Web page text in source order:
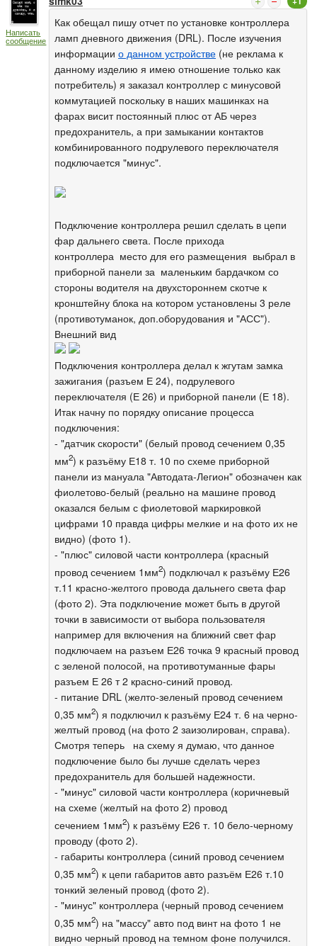
Написать
сообщение
Как обещал пишу отчет по установке контроллера
ламп дневного движения (DRL). После изучения
информации о данном устройстве (не реклама к
данному изделию я имею отношение только как
потребитель) я заказал контроллер с минусовой
коммутацией поскольку в наших машинках на
фарах висит постоянный плюс от АБ через
предохранитель, а при замыкании контактов
комбинированного подрулевого переключателя
подключается "минус".
Подключение контроллера решил сделать в цепи
фар дальнего света. После прихода
контроллера место для его размещения выбрал в
приборной панели за маленьким бардачком со
стороны водителя на двухстороннем скотче к
кронштейну блока на котором установлены 3 реле
(противотуманок, доп.оборудования и "АСС").
Внешний вид
Подключения контроллера делал к жгутам замка
зажигания (разъем Е 24), подрулевого
переключателя (Е 26) и приборной панели (Е 18).
Итак начну по порядку описание процесса
подключения:
- "датчик скорости" (белый провод сечением 0,35
мм2) к разъёму Е18 т. 10 по схеме приборной
панели из мануала "Автодата-Легион" обозначен как
фиолетово-белый (реально на машине провод
оказался белым с фиолетовой маркировкой
цифрами 10 правда цифры мелкие и на фото их не
видно) (фото 1).
- "плюс" силовой части контроллера (красный
провод сечением 1мм2) подключал к разъёму Е26
т.11 красно-желтого провода дальнего света фар
(фото 2). Эта подключение может быть в другой
точки в зависимости от выбора пользователя
например для включения на ближний свет фар
подключаем на разъем Е26 точка 9 красный провод
с зеленой полосой, на противотуманные фары
разъем Е 26 т 2 красно-синий провод.
- питание DRL (желто-зеленый провод сечением
0,35 мм2) я подключил к разъёму Е24 т. 6 на черно-
желтый провод (на фото 2 заизолирован, справа).
Смотря теперь на схему я думаю, что данное
подключение было бы лучше сделать через
предохранитель для большей надежности.
- "минус" силовой части контроллера (коричневый
на схеме (желтый на фото 2) провод
сечением 1мм2) к разъёму Е26 т. 10 бело-черному
проводу (фото 2).
- габариты контроллера (синий провод сечением
0,35 мм2) к цепи габаритов авто разъём Е26 т.10
тонкий зеленый провод (фото 2).
- "минус" контроллера (черный провод сечением
0,35 мм2) на "массу" авто под винт на фото 1 не
видно черный провод на темном фоне получился.